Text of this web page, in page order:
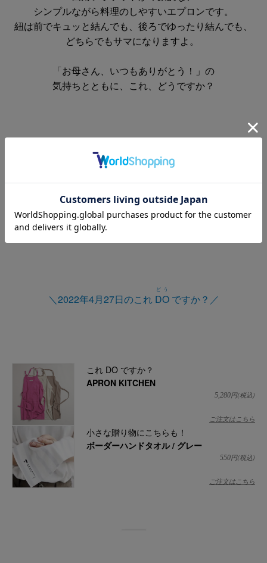
シンプルながら料理のしやすいエプロンです。
紐は前でキュッと結んでも、後ろでゆったり結んでも、
どちらでもサマになりますよ。
「お母さん、いつもありがとう！」の
気持ちとともに、これ、どうですか？
＼2022年4月27日のこれ DO
どう
ですか？／
これ DO ですか？
APRON KITCHEN
5,280円(税込)
ご注文はこちら
小さな贈り物にこちらも！
ボーダーハンドタオル / グレー
550円(税込)
ご注文はこちら